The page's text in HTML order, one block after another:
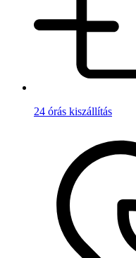
24 órás kiszállítás